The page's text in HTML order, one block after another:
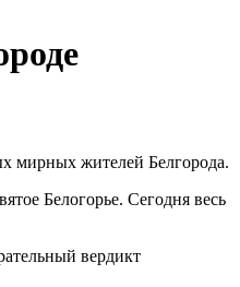
мирных жителей Белгорода.
Белогорье. Сегодня весь
вердикт